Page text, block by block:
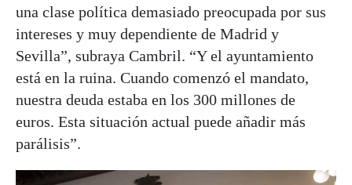
una clase política demasiado preocupada por sus
intereses y muy dependiente de Madrid y
Sevilla”, subraya Cambril. “Y el ayuntamiento
está en la ruina. Cuando comenzó el mandato,
nuestra deuda estaba en los 300 millones de
euros. Esta situación actual puede añadir más
parálisis”.